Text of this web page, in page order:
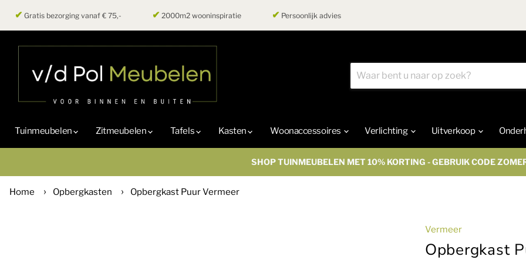
✔ Gratis bezorging vanaf € 75,- ✔ 2000m2 wooninspiratie ✔ Persoonlijk advies
Tuinmeubelen Zitmeubelen Tafels Kasten Woonaccessoires Verlichting Uitverkoop
SHOP TUINMEUBELEN MET 10% KORTING - GEBRUIK CODE
Home Opbergkasten Opbergkast Puur Vermeer
Vermeer
Opbergkast